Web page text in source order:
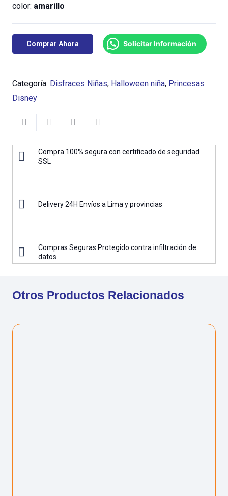
color: amarillo
Comprar Ahora Solicitar Información
Categoría: Disfraces Niñas, Halloween niña, Princesas
Disney
Compra 100% segura con certificado de seguridad
SSL
Delivery 24H Envíos a Lima y provincias
Compras Seguras Protegido contra infiltración de
datos
Otros Productos Relacionados